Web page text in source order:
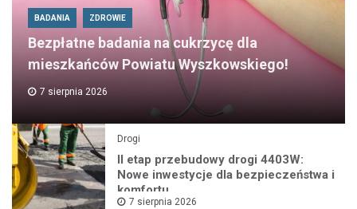
BADANIA ZDROWIE
Bezpłatne badania na cukrzycę dla
mieszkańców Powiatu Wyszkowskiego!
7 sierpnia 2026
Drogi
II etap przebudowy drogi 4403W:
Nowe inwestycje dla bezpieczeństwa i
komfortu
7 sierpnia 2026